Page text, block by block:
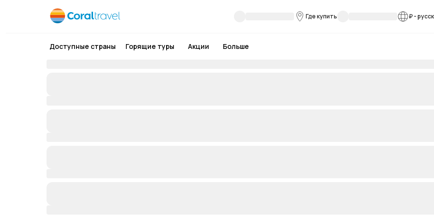
Где купить ₽-
Доступные страны Горящие туры Акции Больше